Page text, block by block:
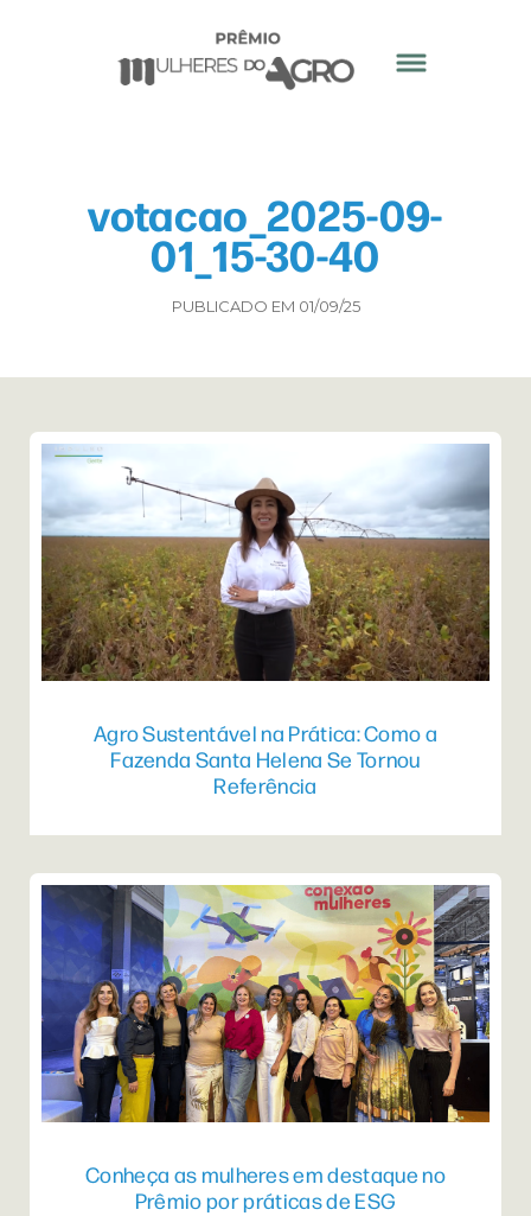
votacao_2025-09-
01_15-30-40
PUBLICADO EM 01/09/25
Agro Sustentável na Prática: Como a
Fazenda Santa Helena Se Tornou
Referência
Conheça as mulheres em destaque no
Prêmio por práticas de ESG